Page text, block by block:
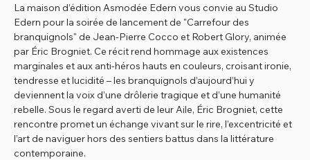
La maison d’édition Asmodée Edern vous convie au Studio
Edern pour la soirée de lancement de "Carrefour des
branquignols" de Jean-Pierre Cocco et Robert Glory, animée
par Éric Brogniet. Ce récit rend hommage aux existences
marginales et aux anti-héros hauts en couleurs, croisant ironie,
tendresse et lucidité – les branquignols d’aujourd’hui y
deviennent la voix d’une drôlerie tragique et d’une humanité
rebelle. Sous le regard averti de leur Aile, Éric Brogniet, cette
rencontre promet un échange vivant sur le rire, l’excentricité et
l’art de naviguer hors des sentiers battus dans la littérature
contemporaine.